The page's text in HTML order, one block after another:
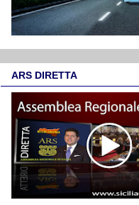
ARS DIRETTA